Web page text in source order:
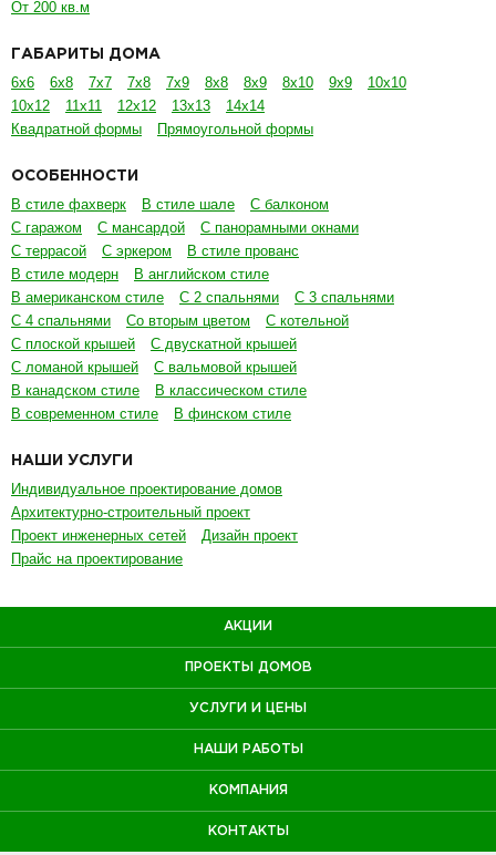
От 200 кв.м
ГАБАРИТЫ ДОМА
6х6 6х8 7х7 7х8 7х9 8х8 8х9 8х10 9х9
10х10
10х12
11х11 12х12 13х13
14х14
Квадратной формы
Прямоугольной формы
ОСОБЕННОСТИ
В стиле фахверк В стиле шале
С балконом
С гаражом
С мансардой
С панорамными окнами
С террасой
С эркером
В стиле прованс
В стиле модерн
В английском стиле
В американском стиле
С 2 спальнями
С 3 спальнями
С 4 спальнями
Со вторым цветом
С котельной
С плоской крышей
С двускатной крышей
С ломаной крышей
С вальмовой крышей
В канадском стиле
В классическом стиле
В современном стиле
В финском стиле
НАШИ УСЛУГИ
Индивидуальное проектирование домов
Архитектурно-строительный проект
Проект инженерных сетей
Дизайн проект
Прайс на проектирование
АКЦИИ
ПРОЕКТЫ ДОМОВ
УСЛУГИ И ЦЕНЫ
НАШИ РАБОТЫ
КОМПАНИЯ
КОНТАКТЫ